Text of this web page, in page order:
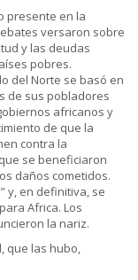
presente en la
versaron sobre
y las deudas
pobres.
del Norte se basó en
de sus pobladores
africanos y
de que la
contra la
se beneficiaron
daños cometidos.
y, en definitiva, se
Africa. Los
la nariz.
que las hubo,